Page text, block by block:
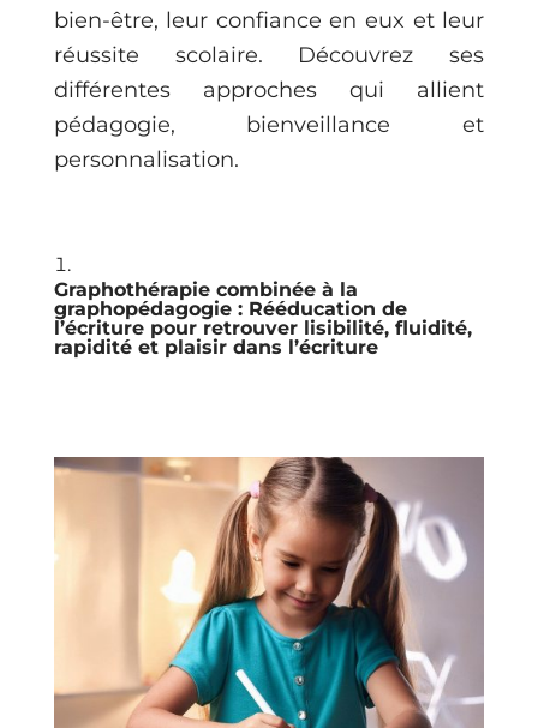
bien-être, leur confiance en eux et leur
réussite scolaire. Découvrez ses
différentes approches qui allient
pédagogie, bienveillance et
personnalisation.
Graphothérapie combinée à la
graphopédagogie : Rééducation de
l’écriture pour retrouver lisibilité, fluidité,
rapidité et plaisir dans l’écriture